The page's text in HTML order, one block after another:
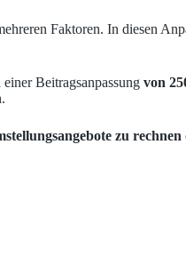
Faktoren. In diesen
Beitragsanpassung von
zu rechnen